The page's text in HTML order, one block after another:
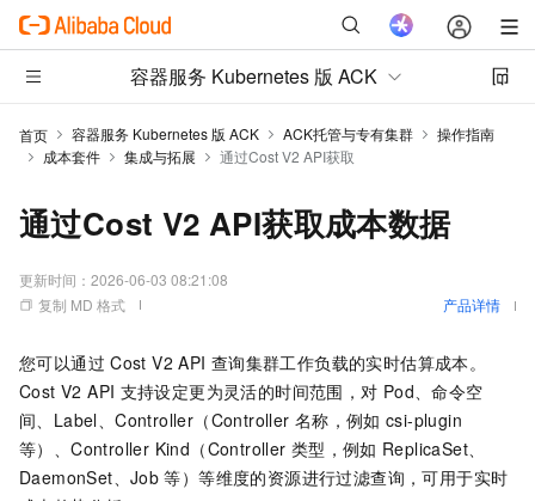
容器服务 Kubernetes 版 ACK
首页 容器服务 Kubernetes 版 ACK ACK托管与专有集群
操作指南
成本套件
集成与拓展 通过Cost V2 API获取
通过Cost V2 API获取成本数据
更新时间： 2026-06-03 08:21:08
复制 MD 格式
产品详情
您可以通过 Cost V2 API 查询集群工作负载的实时估算成本。
Cost V2 API 支持设定更为灵活的时间范围，对 Pod、命令空
间、Label、Controller（Controller 名称，例如 csi-plugin
等）、Controller Kind（Controller 类型，例如 ReplicaSet、
DaemonSet、Job 等）等维度的资源进行过滤查询，可用于实时